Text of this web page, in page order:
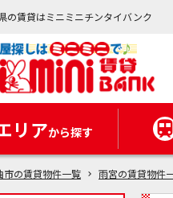
の賃貸はミニミニチンタイバンク
リアから探す
市の賃貸物件一覧 雨宮の賃貸物件